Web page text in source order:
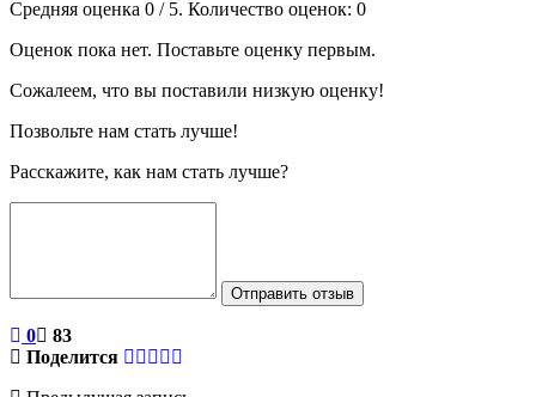
Средняя оценка 0 / 5. Количество оценок: 0
Оценок пока нет. Поставьте оценку первым.
Сожалеем, что вы поставили низкую оценку!
Позвольте нам стать лучше!
Расскажите, как нам стать лучше?
Отправить отзыв
0
83
Поделится